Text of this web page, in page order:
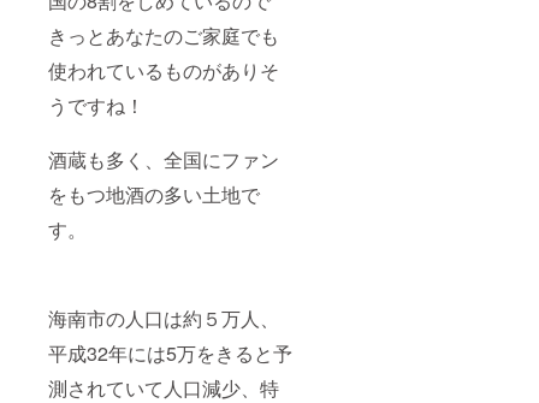
きっとあなたのご家庭でも
使われているものがありそ
うですね！
酒蔵も多く、全国にファン
をもつ地酒の多い土地で
す。
海南市の人口は約５万人、
平成32年には5万をきると予
測されていて人口減少、特